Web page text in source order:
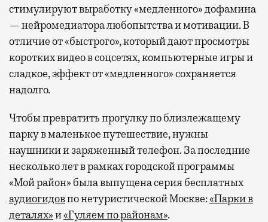
стимулируют выработку «медленного» дофамина
— нейромедиатора любопытства и мотивации. В
отличие от «быстрого», который дают просмотры
коротких видео в соцсетях, компьютерные игры и
сладкое, эффект от «медленного» сохраняется
надолго.
Чтобы превратить прогулку по близлежащему
парку в маленькое путешествие, нужны
наушники и заряженный телефон. За последние
несколько лет в рамках городской программы
«Мой район» была выпущена серия бесплатных
аудиогидовпо нетуристической Москве:«Парки в
деталях»и«Гуляем по районам».